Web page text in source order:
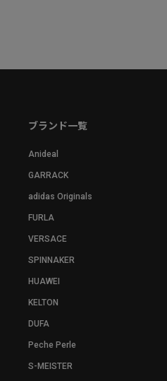
ブランド一覧
Anideal
GARRACK
adidas Originals
FURLA
VERSACE
SPINNAKER
HUAWEI
KELTON
DUFA
Peche Perle
S-MEISTER